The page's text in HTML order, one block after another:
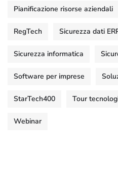
Pianificazione risorse aziendali
RegTech Sicurezza dati
Sicurezza informatica
Software per imprese
StarTech400 Tour
Webinar